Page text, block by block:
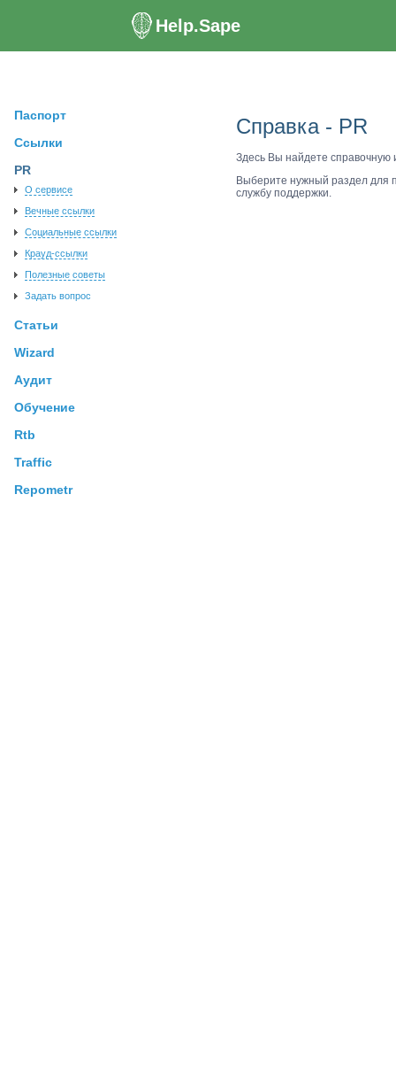
Help.Sape
Паспорт
Ссылки
PR
О сервисе
Вечные ссылки
Социальные ссылки
Крауд-ссылки
Полезные советы
Задать вопрос
Статьи
Wizard
Аудит
Обучение
Rtb
Traffic
Repometr
Справка - PR
Здесь Вы найдете
Выберите нужный раздел для
службу поддержки.